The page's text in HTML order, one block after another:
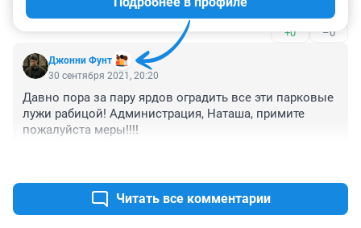
привезти, а то они там похоже сами размножаться
начали.
+0 –0
Джонни Фунт
30 сентября 2021, 20:20
Давно пора за пару ярдов оградить все эти парковые
лужи рабицой! Администрация, Наташа, примите
пожалуйста меры!!!!
Читать все комментарии